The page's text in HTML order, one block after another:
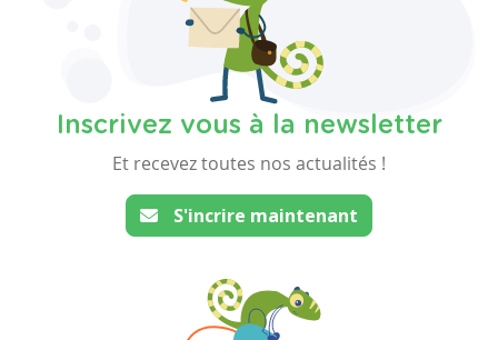
Inscrivez vous à la newsletter
Et recevez toutes nos actualités !
S'incrire maintenant